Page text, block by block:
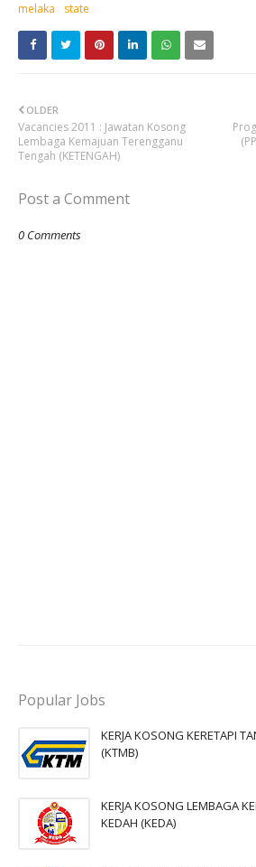
melaka state
OLDER
Vacancies 2011 : Jawatan Kosong
Lembaga Kemajuan Terengganu
Tengah (KETENGAH)
Post a Comment
0 Comments
Popular Jobs
KERJA KOSONG KERETAPI
(KTMB)
KERJA KOSONG LEMBAGA
KEDAH (KEDA)